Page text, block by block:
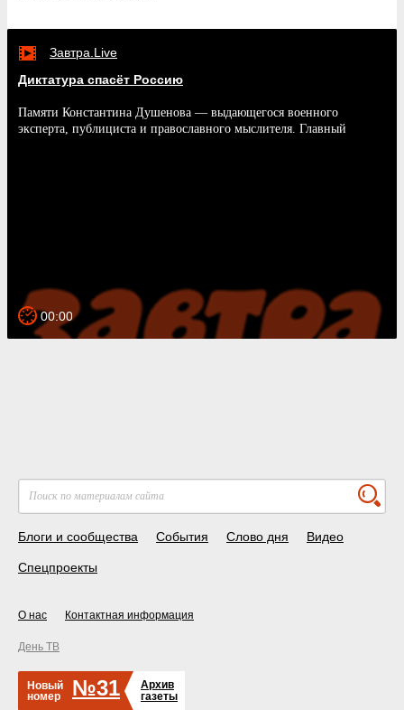
Завтра.Live
Диктатура спасёт Россию
Памяти Константина Душенова — выдающегося военного
эксперта, публициста и православного мыслителя. Главный
00:00
Блоги и сообщества События Слово дня Видео
Спецпроекты
О нас Контактная информация
День ТВ
Новый
номер
№31
Архив
газеты